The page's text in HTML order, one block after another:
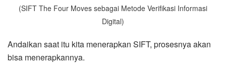
(SIFT The Four Moves sebagai Metode Verifikasi Informasi
Digital)
Andaikan saat itu kita menerapkan SIFT, prosesnya akan
bisa menerapkannya.